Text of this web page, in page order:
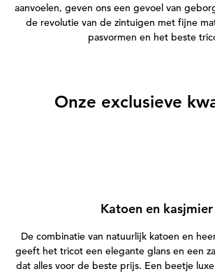
aanvoelen, geven ons een gevoel van
de revolutie van de zintuigen met fijne
pasvormen en het beste
Onze exclusieve
Katoen en kasjmier
De combinatie van natuurlijk katoen en
geeft het tricot een elegante glans en een
dat alles voor de beste prijs. Een beetje